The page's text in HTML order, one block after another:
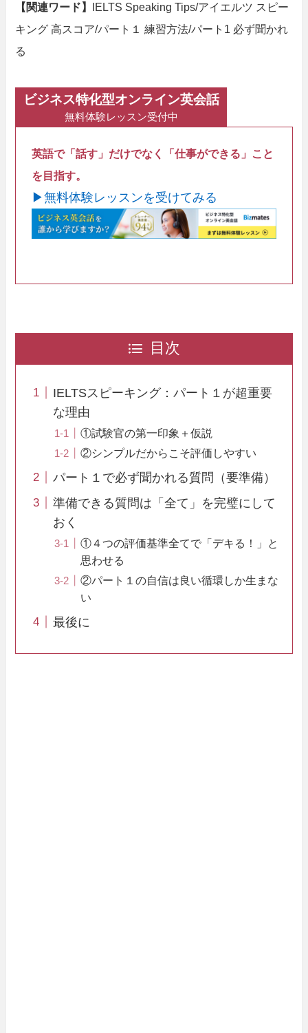
【関連ワード】
IELTS Speaking Tips/アイエルツ スピー
キング 高スコア/パート１ 練習方法/パート1 必ず聞かれ
る
ビジネス特化型オンライン英会話
無料体験レッスン受付中
英語で「話す」だけでなく「仕事ができる」こと
を目指す。
▶無料体験レッスンを受けてみる
目次
IELTSスピーキング：パート１が超重要
な理由
①試験官の第一印象＋仮説
②シンプルだからこそ評価しやすい
パート１で必ず聞かれる質問（要準備）
準備できる質問は「全て」を完璧にして
おく
①４つの評価基準全てで「デキる！」と
思わせる
②パート１の自信は良い循環しか生まな
い
最後に